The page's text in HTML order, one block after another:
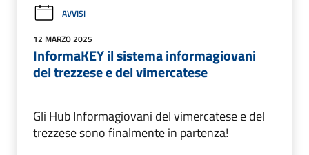
AVVISI
12 MARZO 2025
InformaKEY il sistema informagiovani
del trezzese e del vimercatese
Gli Hub Informagiovani del vimercatese e del
trezzese sono finalmente in partenza!